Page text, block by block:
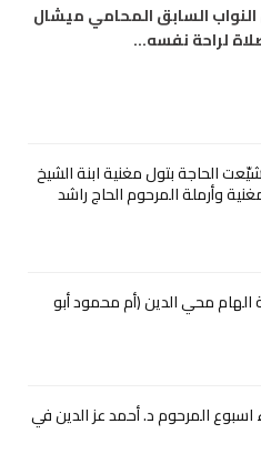
السابق المحامي ميشال
لراحة نفسه…
الحاجة بتول مغنية ابنة الشيخ
وأرملة المرحوم الحاج راشد
الهام محي الدين (أم محمود أبو
اسبوع المرحوم د. أحمد عز الدين في